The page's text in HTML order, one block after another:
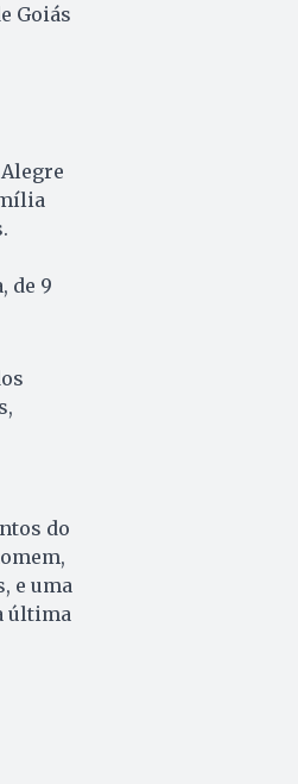
Goiás
de 9
do
e uma
última